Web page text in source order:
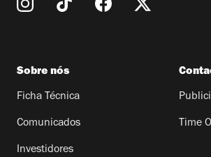
Sobre nós
Ficha Técnica
Comunicados
Investidores
Time